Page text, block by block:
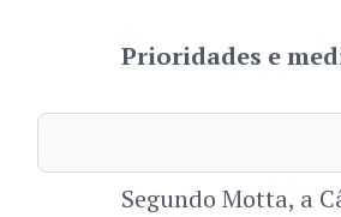
Prioridades e
Segundo Motta, a